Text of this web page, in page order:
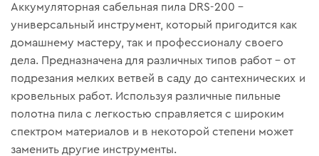
Аккумуляторная сабельная пила DRS-200 –
универсальный инструмент, который пригодится как
домашнему мастеру, так и профессионалу своего
дела. Предназначена для различных типов работ – от
подрезания мелких ветвей в саду до сантехнических и
кровельных работ. Используя различные пильные
полотна пила с легкостью справляется с широким
спектром материалов и в некоторой степени может
заменить другие инструменты.